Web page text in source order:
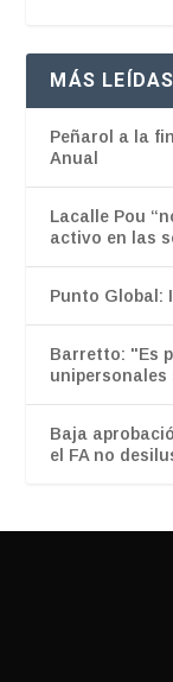
MÁS LEÍDAS
Peñarol a la
Anual
Lacalle Pou
activo en las
Punto Global:
Barretto: "Es
unipersonales
Baja
el FA no